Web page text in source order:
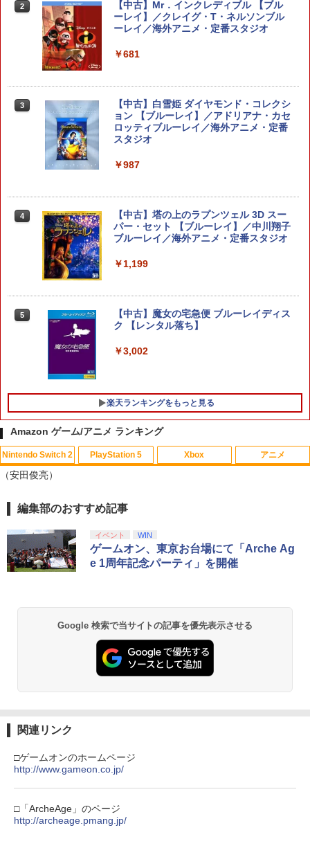
トXI 過ぎ去りし時を求めて S【Switch
2】 POTPAANVA [POTPAANVA]
￥6,507
Vol.2 Switch2版(2連アクリルキーホル
ダー+【早期購入封入特典】DLCチラシ)
【中古】[Switch2] ゼルダの伝説 ブレス
オブ ザ ワイルド Nintendo Switch 2 Ed
ン) 任天堂(20250605)
少女たちのキセキ PS5版(【早期購入特
典】特別フォトフレーム「Quartet」)
オブ・アトランティス(【早期購入同梱特
典】コスチューム「ララ・クロフト・サ
バイバー(仮)」（ゲーム内コンテンツ）)
入封入特典】DLC)
￥7,620
【早期購入特典付き】【2026年12月10
日発売】 コーエーテクモゲームス｜KOE
I 進撃の巨人3【PS5】
￥8,710
2
【中古】Mr．インクレディブル 【ブル
ーレイ】／クレイグ・T・ネルソンブル
ーレイ／海外アニメ・定番スタジオ
￥681
3
【中古】白雪姫 ダイヤモンド・コレクシ
ョン 【ブルーレイ】／アドリアナ・カセ
ロッティブルーレイ／海外アニメ・定番
スタジオ
￥987
4
【中古】塔の上のラプンツェル 3D スー
パー・セット 【ブルーレイ】／中川翔子
ブルーレイ／海外アニメ・定番スタジオ
￥1,199
5
【中古】魔女の宅急便 ブルーレイディス
ク 【レンタル落ち】
￥3,002
楽天ランキングをもっと見る
Amazon ゲーム/アニメ ランキング
Nintendo Switch 2
1
スプラトゥーン レイダース|オンライン
￥5,832
2 スプラトゥーン レイダース -Switch2
￥6,455
ンラインコード版
PlayStation 5
1
PlayStation 5 デジタル・エディション
ese only (CFI-2200B01)
￥55,000
Beast of Reincarnation -PS5 【特典】
プロダクトコード 封入
￥7,286
トローラー ミッドナイト ブラック(CFI-
ZCT2J01)
Xbox
1
【純正品】Xbox ワイヤレス コントロー
￥8,300
ルコード 【旧 Xbox ギフトカード】 [オ
ンラインコード]
￥5,000
￥2,618
アニメ
1
【Amazon.co.jp限定】劇場版モノノ怪
ナル三方背収納ケース付きコレクション)
(オリジナル特典:オリジナル巾着＋メー
カー特典:【坤と離】二振りの剣、十翼よ
り来たる！スタジオ描き下ろしイラスト
￥10,780
劇場版「鬼滅の刃」無限城編 第一章 猗
窩座再来 通常版 [Blu-ray]
￥3,964
3
劇場版「鬼滅の刃」無限城編 第一章 猗
窩座再来 通常版 [DVD]
￥3,523
（安田俊亮）
編集部のおすすめ記事
イベント WIN
ゲームオン、東京お台場にて「Arche Ag
e 1周年記念パーティ」を開催
Google 検索で当サイトの記事を優先表示させる
関連リンク
□ゲームオンのホームページ
http://www.gameon.co.jp/
□「ArcheAge」のページ
http://archeage.pmang.jp/